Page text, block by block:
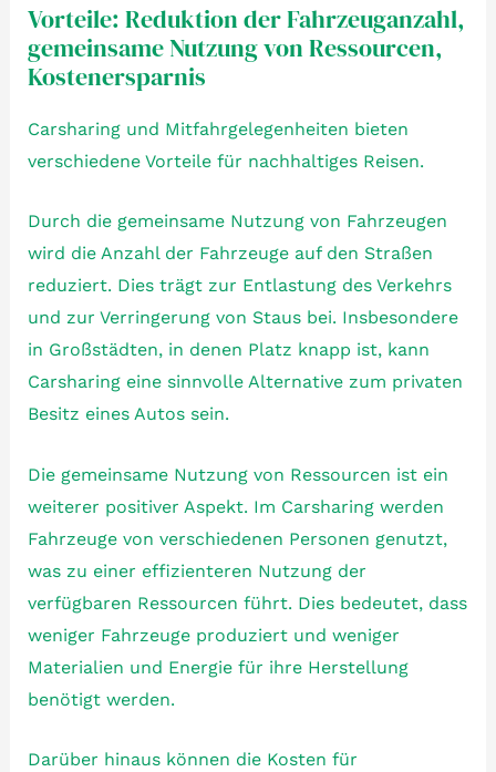
Vorteile: Reduktion der Fahrzeuganzahl,
gemeinsame Nutzung von Ressourcen,
Kostenersparnis
Carsharing und Mitfahrgelegenheiten bieten
verschiedene Vorteile für nachhaltiges Reisen.
Durch die gemeinsame Nutzung von Fahrzeugen
wird die Anzahl der Fahrzeuge auf den Straßen
reduziert. Dies trägt zur Entlastung des Verkehrs
und zur Verringerung von Staus bei. Insbesondere
in Großstädten, in denen Platz knapp ist, kann
Carsharing eine sinnvolle Alternative zum privaten
Besitz eines Autos sein.
Die gemeinsame Nutzung von Ressourcen ist ein
weiterer positiver Aspekt. Im Carsharing werden
Fahrzeuge von verschiedenen Personen genutzt,
was zu einer effizienteren Nutzung der
verfügbaren Ressourcen führt. Dies bedeutet, dass
weniger Fahrzeuge produziert und weniger
Materialien und Energie für ihre Herstellung
benötigt werden.
Darüber hinaus können die Kosten für